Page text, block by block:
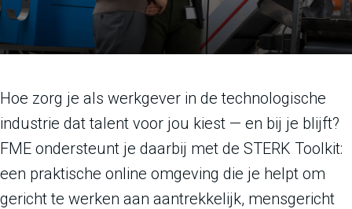
Hoe zorg je als werkgever in de technologische
industrie dat talent voor jou kiest — en bij je blijft?
FME ondersteunt je daarbij met de STERK Toolkit:
een praktische online omgeving die je helpt om
gericht te werken aan aantrekkelijk, mensgericht